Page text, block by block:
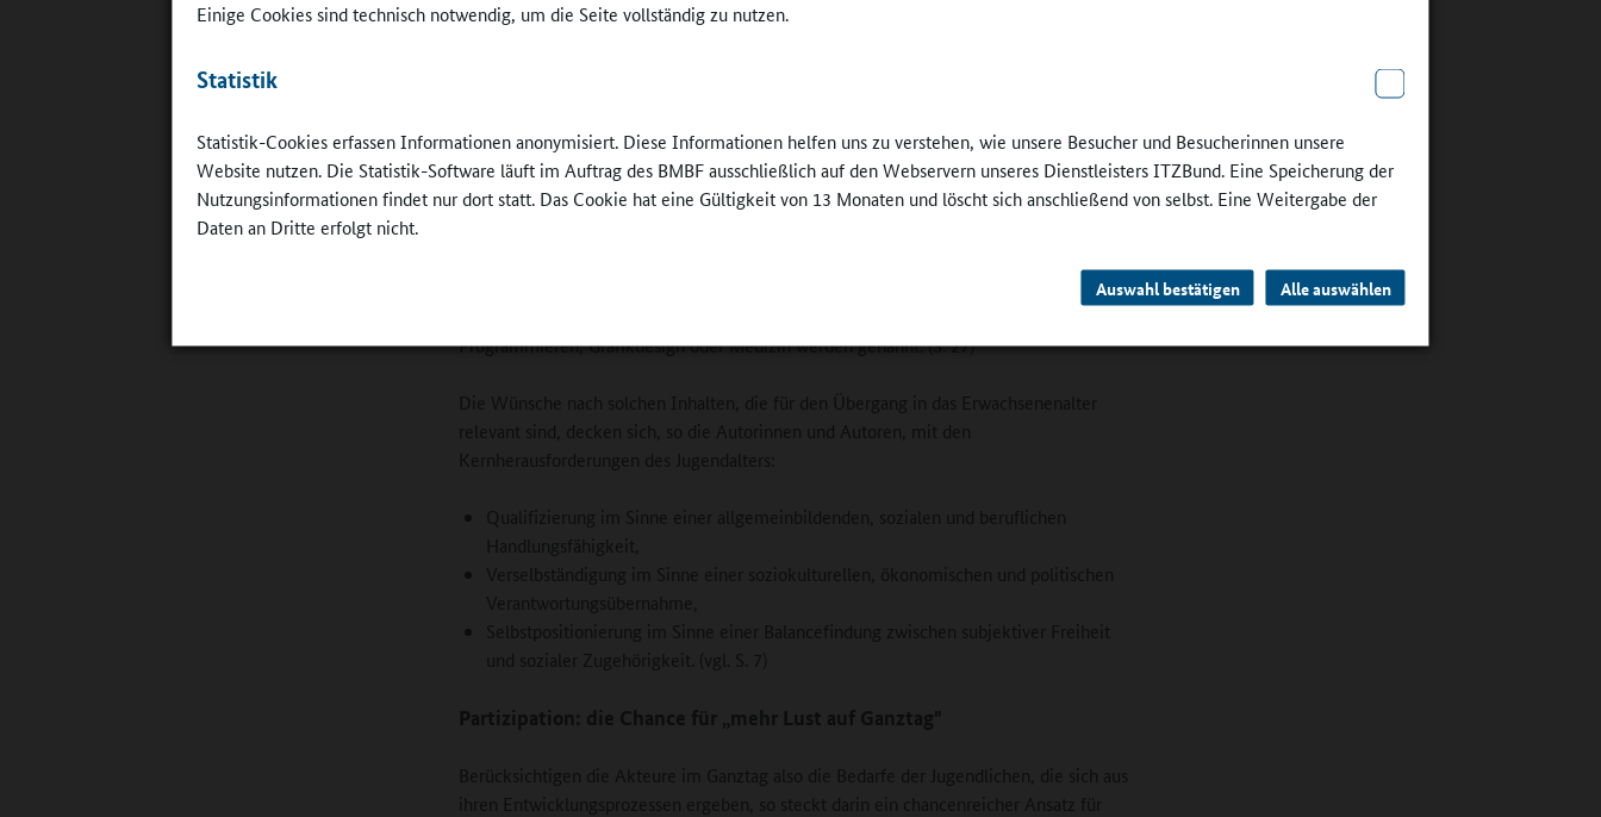
Einige Cookies sind technisch notwendig, um die Seite vollständig zu nutzen.
Statistik
Statistik-Cookies erfassen Informationen anonymisiert. Diese Informationen helfen uns zu verstehen, wie unsere Besucher und Besucherinnen unsere
Website nutzen. Die Statistik-Software läuft im Auftrag des BMBF ausschließlich auf den Webservern unseres Dienstleisters ITZBund. Eine Speicherung der
Nutzungsinformationen findet nur dort statt. Das Cookie hat eine Gültigkeit von 13 Monaten und löscht sich anschließend von selbst. Eine Weitergabe der
Daten an Dritte erfolgt nicht.
Auswahl bestätigen Alle auswählen
Gruppeninterviews zu Ergebnissen aus der Fragebogenerhebung (S. 4-5).
Die befragten Jugendlichen wurden zum Beispiel gebeten,
anzugeben, was sie gerne lernen würden. „Ein Großteil der
Nennungen fällt dabei auf die Kategorie Finanzwissen (30,5
Programmieren, Grafikdesign oder Medizin werden genannt. (S. 27)
Die Wünsche nach solchen Inhalten, die für den Übergang in das Erwachsenenalter
relevant sind, decken sich, so die Autorinnen und Autoren, mit den
Kernherausforderungen des Jugendalters:
Qualifizierung im Sinne einer allgemeinbildenden, sozialen und beruflichen
Handlungsfähigkeit,
Verselbständigung im Sinne einer soziokulturellen, ökonomischen und politischen
Verantwortungsübernahme,
Selbstpositionierung im Sinne einer Balancefindung zwischen subjektiver Freiheit
und sozialer Zugehörigkeit. (vgl. S. 7)
Partizipation: die Chance für „mehr Lust auf Ganztag"
Berücksichtigen die Akteure im Ganztag also die Bedarfe der Jugendlichen, die sich aus
ihren Entwicklungsprozessen ergeben, so steckt darin ein chancenreicher Ansatz für